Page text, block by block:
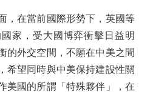
在當前國際形勢下，英國等
家，受大國博弈衝擊日益明
的外交空間，不願在中美之間
希望同時與中美保持建設性關
美國的所謂「特殊夥伴」，在